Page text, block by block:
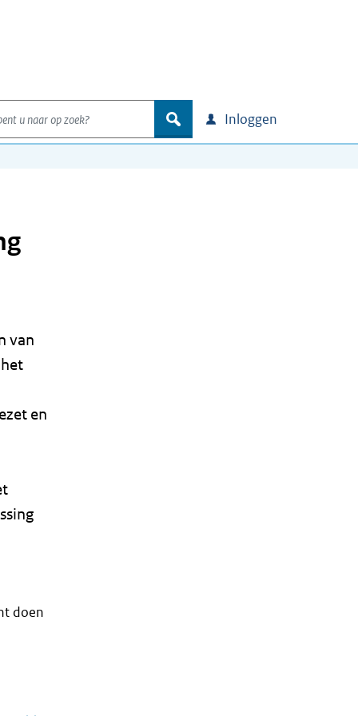
u naar op zoek?
zoek Inloggen
van
en
doen